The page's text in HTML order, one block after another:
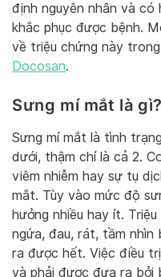
định nguyên nhân và có
khắc phục được bệnh.
về triệu chứng này
Docosan.
Sưng mí mắt là gì?
Sưng mí mắt là tình
dưới, thậm chí là cả 2.
viêm nhiễm hay sự tụ
mắt. Tùy vào mức độ
hưởng nhiều hay ít.
ngứa, đau, rát, tầm nhìn
ra được hết. Việc điều
và phải được đưa ra bởi